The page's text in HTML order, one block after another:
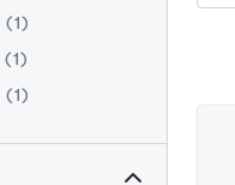
1
1
1